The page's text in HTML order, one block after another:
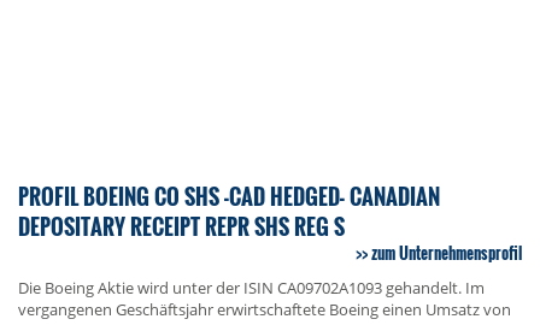
PROFIL BOEING CO SHS -CAD HEDGED- CANADIAN
DEPOSITARY RECEIPT REPR SHS REG S
zum Unternehmensprofil
Die Boeing Aktie wird unter der ISIN CA09702A1093 gehandelt. Im
vergangenen Geschäftsjahr erwirtschaftete Boeing einen Umsatz von